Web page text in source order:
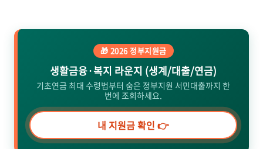
조치를 지금 확인하세요!
🎁 2026 정부지원금
생활금융·복지 라운지 (생계/대출/연금)
기초연금 최대 수령법부터 숨은 정부지원 서민대출까지 한
번에 조회하세요.
내 지원금 확인 👉